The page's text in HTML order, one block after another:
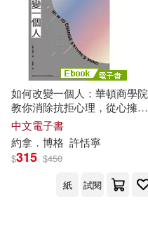
作者/演唱/譯/編/繪(13)
價格
範圍
如何改變一個人：華頓商學院
教你消除抗拒心理，從心擁抱
改變 (電子書)
中文電子書
約拿 ． 博格 許恬寧
$315 $450
紙
試閱